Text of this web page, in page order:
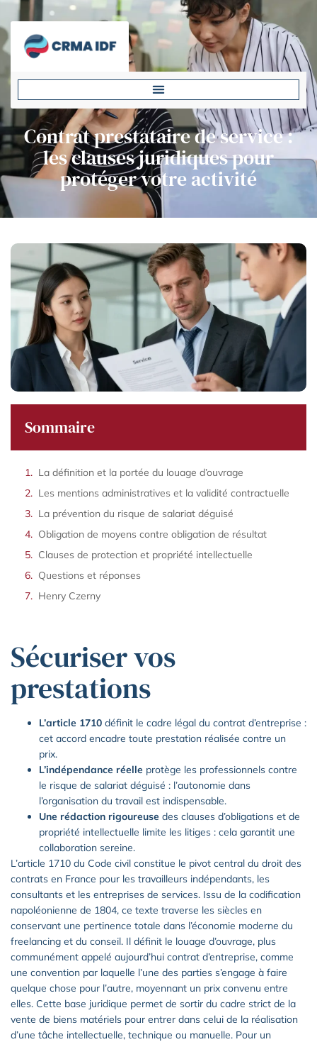
Contrat prestataire de service :
les clauses juridiques pour
protéger votre activité
Sommaire
La définition et la portée du louage d’ouvrage
Les mentions administratives et la validité contractuelle
La prévention du risque de salariat déguisé
Obligation de moyens contre obligation de résultat
Clauses de protection et propriété intellectuelle
Questions et réponses
Henry Czerny
Sécuriser vos
prestations
L’article 1710 définit le cadre légal du contrat d’entreprise :
cet accord encadre toute prestation réalisée contre un
prix.
L’indépendance réelle protège les professionnels contre
le risque de salariat déguisé : l’autonomie dans
l’organisation du travail est indispensable.
Une rédaction rigoureuse des clauses d’obligations et de
propriété intellectuelle limite les litiges : cela garantit une
collaboration sereine.
L’article 1710 du Code civil constitue le pivot central du droit des
contrats en France pour les travailleurs indépendants, les
consultants et les entreprises de services. Issu de la codification
napoléonienne de 1804, ce texte traverse les siècles en
conservant une pertinence totale dans l’économie moderne du
freelancing et du conseil. Il définit le louage d’ouvrage, plus
communément appelé aujourd’hui contrat d’entreprise, comme
une convention par laquelle l’une des parties s’engage à faire
quelque chose pour l’autre, moyennant un prix convenu entre
elles. Cette base juridique permet de sortir du cadre strict de la
vente de biens matériels pour entrer dans celui de la réalisation
d’une tâche intellectuelle, technique ou manuelle. Pour un